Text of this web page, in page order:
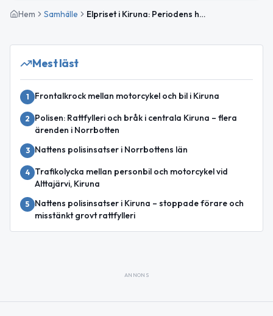
Hem Samhälle Elpriset i Kiruna: Periodens högsta pris imorgon
Mest läst
1 Frontalkrock mellan motorcykel och bil i Kiruna
2
Polisen: Rattfylleri och bråk i centrala Kiruna – flera
ärenden i Norrbotten
3 Nattens polisinsatser i Norrbottens län
4
Trafikolycka mellan personbil och motorcykel vid
Alttajärvi, Kiruna
5
Nattens polisinsatser i Kiruna – stoppade förare och
misstänkt grovt rattfylleri
ANNONS